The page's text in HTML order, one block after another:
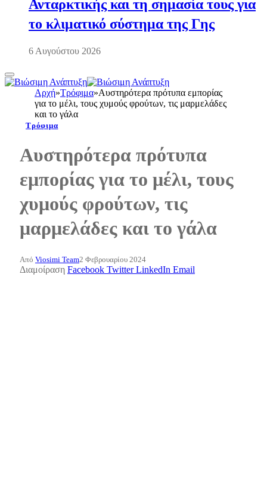
Ανταρκτικής και τη σημασία τους για
το κλιματικό σύστημα της Γης
6 Αυγούστου 2026
Αρχή»Τρόφιμα»Αυστηρότερα πρότυπα εμπορίας
για το μέλι, τους χυμούς φρούτων, τις μαρμελάδες
και το γάλα
Τρόφιμα
Αυστηρότερα πρότυπα
εμπορίας για το μέλι, τους
χυμούς φρούτων, τις
μαρμελάδες και το γάλα
Από Viosimi Team2 Φεβρουαρίου 2024
Διαμοίραση Facebook Twitter LinkedIn Email